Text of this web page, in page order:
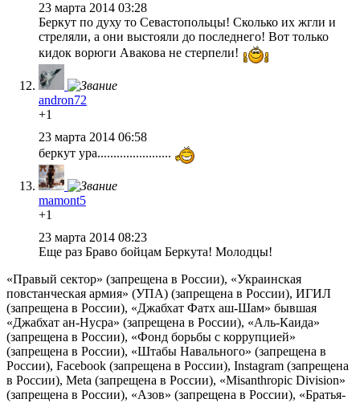
23 марта 2014 03:28
Беркут по духу то Севастопольцы! Сколько их жгли и
стреляли, а они выстояли до последнего! Вот только
кидок ворюги Авакова не стерпели!
andron72
+1
23 марта 2014 06:58
беркут ура.......................
mamont5
+1
23 марта 2014 08:23
Еще раз Браво бойцам Беркута! Молодцы!
«Правый сектор» (запрещена в России), «Украинская
повстанческая армия» (УПА) (запрещена в России), ИГИЛ
(запрещена в России), «Джабхат Фатх аш-Шам» бывшая
«Джабхат ан-Нусра» (запрещена в России), «Аль-Каида»
(запрещена в России), «Фонд борьбы с коррупцией»
(запрещена в России), «Штабы Навального» (запрещена в
России), Facebook (запрещена в России), Instagram (запрещена
в России), Meta (запрещена в России), «Misanthropic Division»
(запрещена в России), «Азов» (запрещена в России), «Братья-